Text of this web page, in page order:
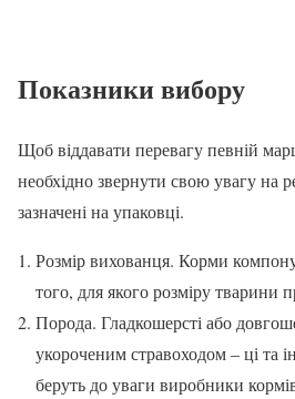
Показники вибору
Щоб віддавати перевагу певній
необхідно звернути свою увагу на
зазначені на упаковці.
Розмір вихованця. Корми
того, для якого розміру тварини
Порода. Гладкошерсті або
укороченим стравоходом – ці та
беруть до уваги виробники